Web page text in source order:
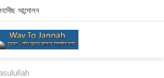
আন্দোলন